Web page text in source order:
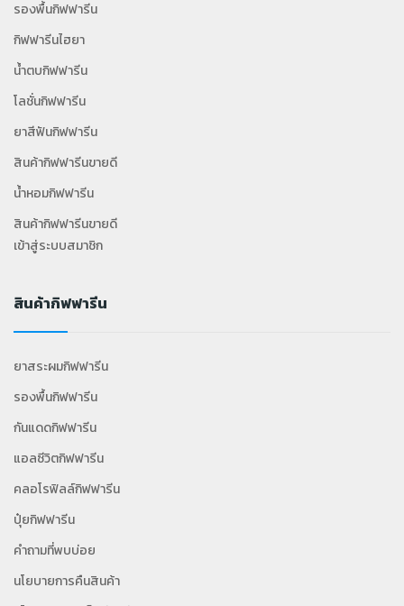
รองพื้นกิฟฟารีน
กิฟฟารีนไฮยา
น้ำตบกิฟฟารีน
โลชั่นกิฟฟารีน
ยาสีฟันกิฟฟารีน
สินค้ากิฟฟารีนขายดี
น้ำหอมกิฟฟารีน
สินค้ากิฟฟารีนขายดี
เข้าสู่ระบบสมาชิก
สินค้ากิฟฟารีน
ยาสระผมกิฟฟารีน
รองพื้นกิฟฟารีน
กันแดดกิฟฟารีน
แอลซีวิตกิฟฟารีน
คลอโรฟิลล์กิฟฟารีน
ปุ๋ยกิฟฟารีน
คำถามที่พบบ่อย
นโยบายการคืนสินค้า